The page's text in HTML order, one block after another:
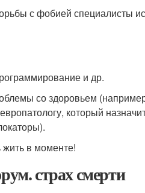
с фобией специалисты
и др.
со здоровьем
который
жить в моменте!
страх смерти